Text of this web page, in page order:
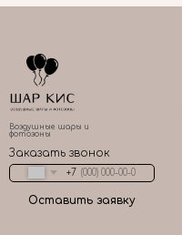
Воздушные шары и
фотозоны
Заказать звонок
+7
Оставить заявку